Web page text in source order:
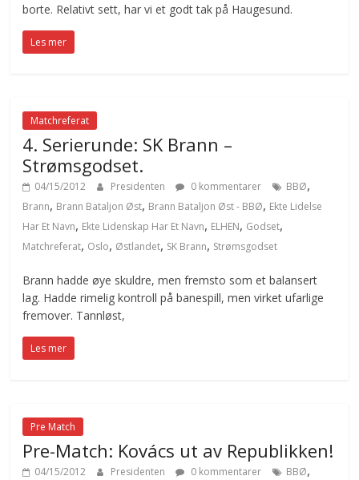
borte. Relativt sett, har vi et godt tak på Haugesund.
Les mer
Matchreferat
4. Serierunde: SK Brann –
Strømsgodset.
04/15/2012 Presidenten 0 kommentarer BBØ,
Brann, Brann Bataljon Øst, Brann Bataljon Øst - BBØ, Ekte Lidelse
Har Et Navn, Ekte Lidenskap Har Et Navn, ELHEN, Godset,
Matchreferat, Oslo, Østlandet, SK Brann, Strømsgodset
Brann hadde øye skuldre, men fremsto som et balansert
lag. Hadde rimelig kontroll på banespill, men virket ufarlige
fremover. Tannløst,
Les mer
Pre Match
Pre-Match: Kovács ut av Republikken!
04/15/2012 Presidenten 0 kommentarer BBØ,